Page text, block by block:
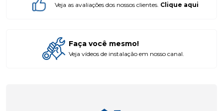
Veja as avaliações dos nossos clientes. Clique aqui
Faça você mesmo!
Veja vídeos de instalação em nosso canal.